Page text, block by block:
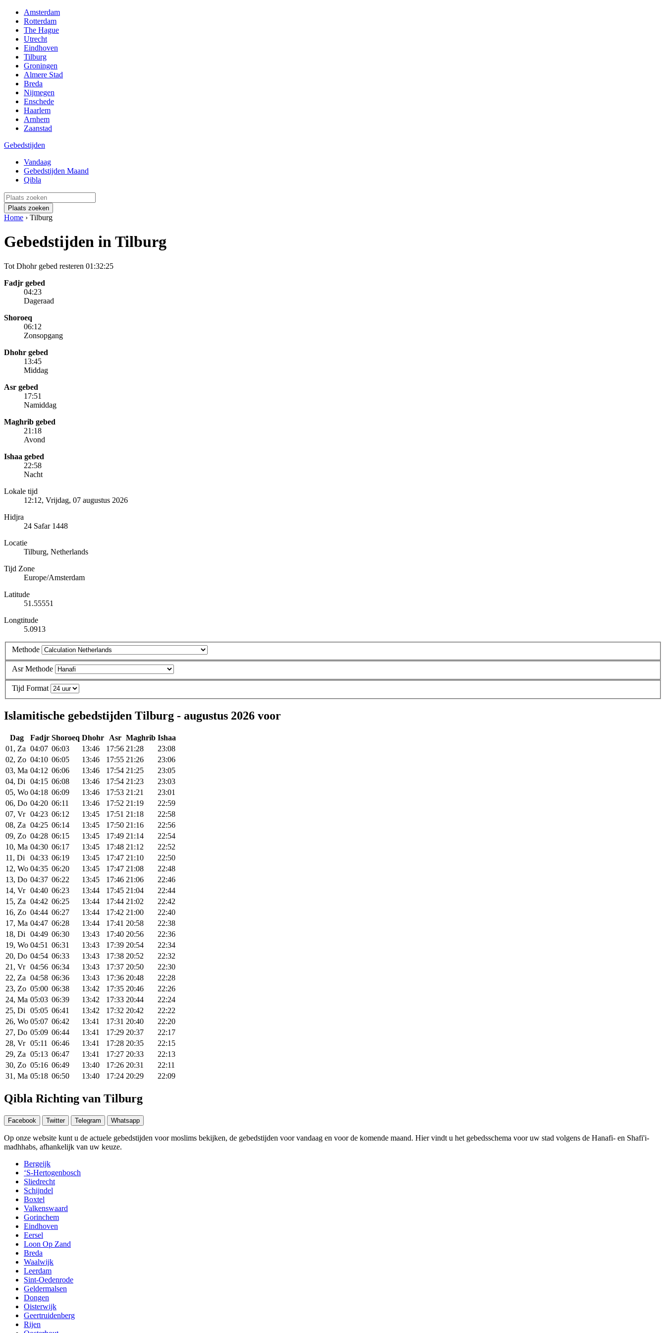
Amsterdam
Rotterdam
The Hague
Utrecht
Eindhoven
Tilburg
Groningen
Almere Stad
Breda
Nijmegen
Enschede
Haarlem
Arnhem
Zaanstad
Gebedstijden
Vandaag
Gebedstijden Maand
Qibla
Plaats zoeken
Home › Tilburg
Gebedstijden in Tilburg
Tot Dhohr gebed resteren 01:32:25
Fadjr gebed
04:23
Dageraad
Shoroeq
06:12
Zonsopgang
Dhohr gebed
13:45
Middag
Asr gebed
17:51
Namiddag
Maghrib gebed
21:18
Avond
Ishaa gebed
22:58
Nacht
Lokale tijd
12:12, Vrijdag, 07 augustus 2026
Hidjra
24 Safar 1448
Locatie
Tilburg, Netherlands
Tijd Zone
Europe/Amsterdam
Latitude
51.55551
Longtitude
5.0913
Methode
Asr Methode
Tijd Format
Islamitische gebedstijden Tilburg - augustus 2026 voor
Dag Fadjr Shoroeq Dhohr Asr Maghrib Ishaa
01, Za 04:07 06:03 13:46 17:56 21:28
23:08
02, Zo 04:10 06:05 13:46 17:55 21:26
23:06
03, Ma 04:12 06:06 13:46 17:54 21:25
23:05
04, Di 04:15 06:08 13:46 17:54 21:23
23:03
05, Wo 04:18 06:09 13:46 17:53 21:21
23:01
06, Do 04:20 06:11 13:46 17:52 21:19
22:59
07, Vr 04:23 06:12 13:45 17:51 21:18
22:58
08, Za 04:25 06:14 13:45 17:50 21:16
22:56
09, Zo 04:28 06:15 13:45 17:49 21:14
22:54
10, Ma 04:30 06:17 13:45 17:48 21:12
22:52
11, Di
04:33 06:19 13:45 17:47 21:10
22:50
12, Wo 04:35 06:20 13:45 17:47 21:08
22:48
13, Do 04:37 06:22 13:45 17:46 21:06
22:46
14, Vr 04:40 06:23 13:44 17:45 21:04
22:44
15, Za 04:42 06:25 13:44 17:44 21:02
22:42
16, Zo 04:44 06:27 13:44 17:42 21:00
22:40
17, Ma 04:47 06:28 13:44 17:41 20:58
22:38
18, Di 04:49 06:30 13:43 17:40 20:56
22:36
19, Wo 04:51 06:31 13:43 17:39 20:54
22:34
20, Do 04:54 06:33 13:43 17:38 20:52
22:32
21, Vr 04:56 06:34 13:43 17:37 20:50
22:30
22, Za 04:58 06:36 13:43 17:36 20:48
22:28
23, Zo 05:00 06:38 13:42 17:35 20:46
22:26
24, Ma 05:03 06:39 13:42 17:33 20:44
22:24
25, Di 05:05 06:41 13:42 17:32 20:42
22:22
26, Wo 05:07 06:42 13:41 17:31 20:40
22:20
27, Do 05:09 06:44 13:41 17:29 20:37
22:17
28, Vr 05:11 06:46 13:41 17:28 20:35
22:15
29, Za 05:13 06:47 13:41 17:27 20:33
22:13
30, Zo 05:16 06:49 13:40 17:26 20:31
22:11
31, Ma 05:18 06:50 13:40 17:24 20:29 22:09
Qibla Richting van Tilburg
Facebook Twitter Telegram Whatsapp
Op onze website kunt u de actuele gebedstijden voor moslims bekijken, de gebedstijden voor vandaag en voor de komende maand. Hier vindt u het gebedsschema voor uw stad volgens de Hanafi- en Shafi'i-
madhhabs, afhankelijk van uw keuze.
Bergeijk
‘S-Hertogenbosch
Sliedrecht
Schijndel
Boxtel
Valkenswaard
Gorinchem
Eindhoven
Eersel
Loon Op Zand
Breda
Waalwijk
Leerdam
Sint-Oedenrode
Geldermalsen
Dongen
Oisterwijk
Geertruidenberg
Rijen